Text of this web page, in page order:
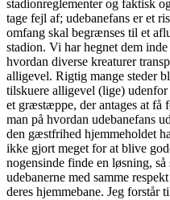
stadionreglementer og faktisk
tage fejl af; udebanefans er et
omfang skal begrænses til et
stadion. Vi har hegnet dem
hvordan diverse kreaturer
alligevel. Rigtig mange steder
tilskuere alligevel (lige)
et græstæppe, der antages at
man på hvordan udebanefans
den gæstfrihed hjemmeholdet
ikke gjort meget for at blive
nogensinde finde en løsning,
udebanerne med samme
deres hjemmebane. Jeg